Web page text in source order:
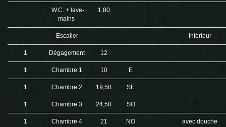
W.C. + lave-
mains
1,80
Escalier Intérieur
1 Dégagement 12
1 Chambre 1 10 E
1 Chambre 2 19,50 SE
1 Chambre 3 24,50 SO
1 Chambre 4 21 NO avec douche